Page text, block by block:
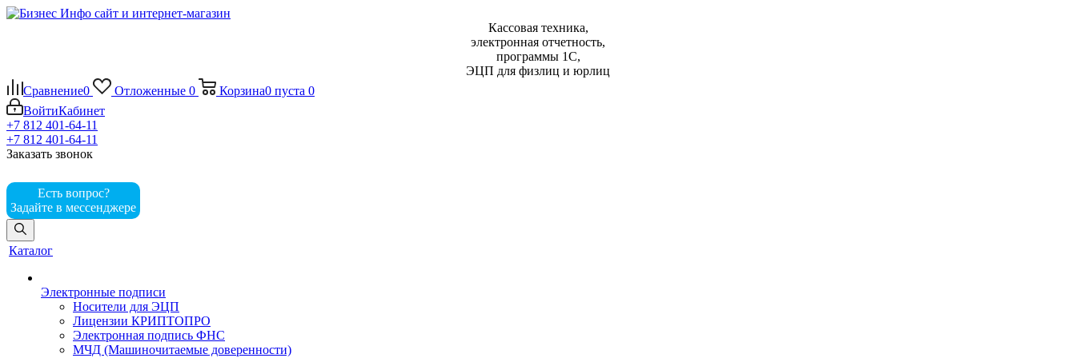
Кассовая техника,
электронная отчетность,
программы 1С,
ЭЦП для физлиц и юрлиц
Сравнение0 Отложенные 0 Корзина0 пуста 0
ВойтиКабинет
+7 812 401-64-11
+7 812 401-64-11
Заказать звонок
Есть вопрос?
Задайте в мессенджере
Каталог
Электронные подписи
Носители для ЭЦП
Лицензии КРИПТОПРО
Электронная подпись ФНС
МЧД (Машиночитаемые доверенности)